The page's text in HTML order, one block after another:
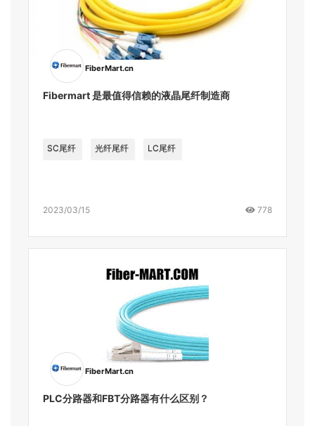
FiberMart.cn
Fibermart 是最值得信赖的液晶尾纤制造商
SC尾纤 光纤尾纤 LC尾纤
2023/03/15 778
FiberMart.cn
PLC分路器和FBT分路器有什么区别？